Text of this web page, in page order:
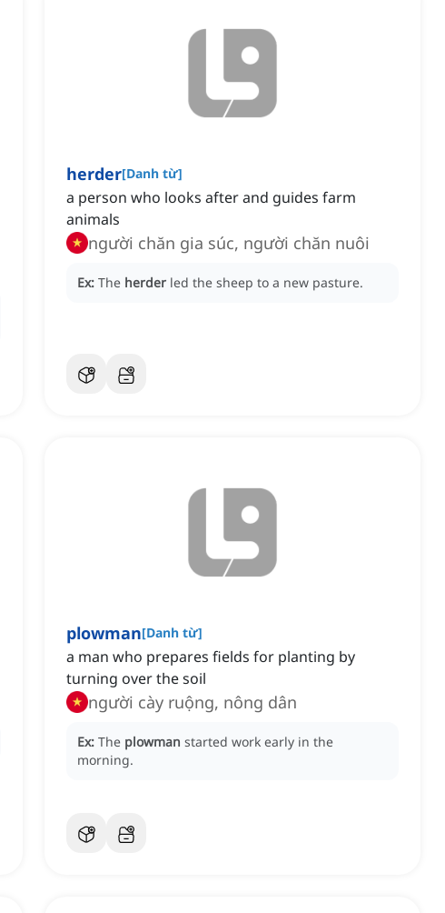
herder[Danh từ]
a person who looks after and guides farm
animals
người chăn gia súc, người chăn nuôi
Ex: The herder led the sheep to a new pasture.
plowman[Danh từ]
a man who prepares fields for planting by
turning over the soil
người cày ruộng, nông dân
Ex: The plowman started work early in the
morning.